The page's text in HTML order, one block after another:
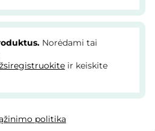
Norėdami tai
ir keiskite
politika